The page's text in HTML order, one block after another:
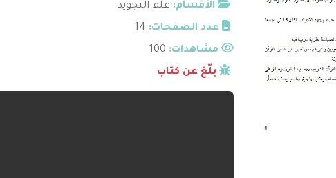
الأقسام: علم التجويد
عدد الصفحات: 14
مشاهدات:
بلّغ عن كتاب